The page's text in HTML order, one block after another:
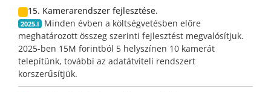
15. Kamerarendszer fejlesztése.
2025.I
Minden évben a költségvetésben előre
meghatározott összeg szerinti fejlesztést megvalósítjuk.
2025-ben 15M forintból 5 helyszínen 10 kamerát
telepítünk, további az adatátviteli rendszert
korszerűsítjük.